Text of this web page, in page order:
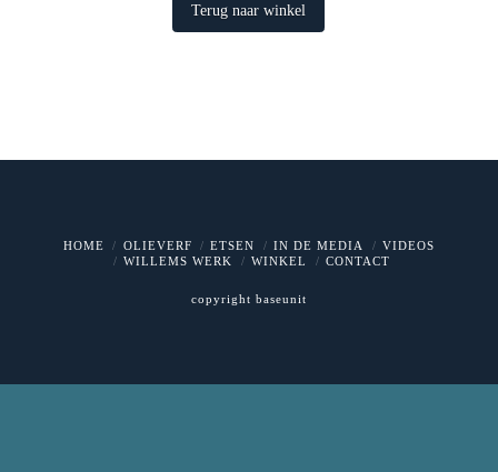
Terug naar winkel
HOME OLIEVERF ETSEN IN DE MEDIA
VIDEOS
WILLEMS WERK
WINKEL CONTACT
copyright baseunit